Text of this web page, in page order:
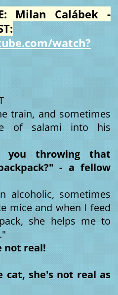
Milan Calábek -
watch?
train, and sometimes
of salami into his
you throwing that
- a fellow
alcoholic, sometimes
mice and when I feed
she helps me to
not real!
cat, she's not real as